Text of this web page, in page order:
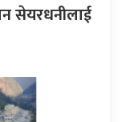
सेयरधनीलाई